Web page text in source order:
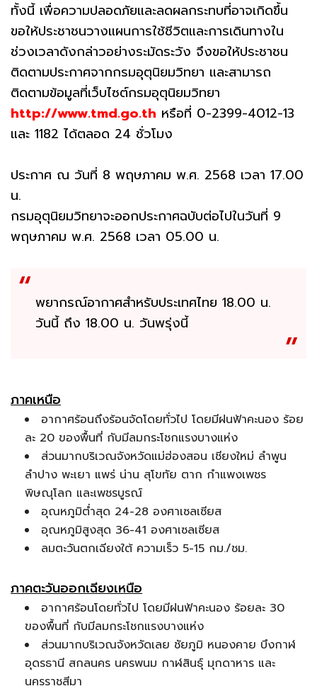
ทั้งนี้ เพื่อความปลอดภัยและลดผลกระทบที่อาจเกิดขึ้น
ขอให้ประชาชนวางแผนการใช้ชีวิตและการเดินทางใน
ช่วงเวลาดังกล่าวอย่างระมัดระวัง จึงขอให้ประชาชน
ติดตามประกาศจากกรมอุตุนิยมวิทยา และสามารถ
ติดตามข้อมูลที่เว็บไซต์กรมอุตุนิยมวิทยา
http://www.tmd.go.th หรือที่ 0-2399-4012-13
และ 1182 ได้ตลอด 24 ชั่วโมง
ประกาศ ณ วันที่ 8 พฤษภาคม พ.ศ. 2568 เวลา 17.00
น.
กรมอุตุนิยมวิทยาจะออกประกาศฉบับต่อไปในวันที่ 9
พฤษภาคม พ.ศ. 2568 เวลา 05.00 น.
พยากรณ์อากาศสำหรับประเทศไทย 18.00 น.
วันนี้ ถึง 18.00 น. วันพรุ่งนี้
ภาคเหนือ
อากาศร้อนถึงร้อนจัดโดยทั่วไป โดยมีฝนฟ้าคะนอง ร้อย
ละ 20 ของพื้นที่ กับมีลมกระโชกแรงบางแห่ง
ส่วนมากบริเวณจังหวัดแม่ฮ่องสอน เชียงใหม่ ลำพูน
ลำปาง พะเยา แพร่ น่าน สุโขทัย ตาก กำแพงเพชร
พิษณุโลก และเพชรบูรณ์
อุณหภูมิต่ำสุด 24-28 องศาเซลเซียส
อุณหภูมิสูงสุด 36-41 องศาเซลเซียส
ลมตะวันตกเฉียงใต้ ความเร็ว 5-15 กม./ชม.
ภาคตะวันออกเฉียงเหนือ
อากาศร้อนโดยทั่วไป โดยมีฝนฟ้าคะนอง ร้อยละ 30
ของพื้นที่ กับมีลมกระโชกแรงบางแห่ง
ส่วนมากบริเวณจังหวัดเลย ชัยภูมิ หนองคาย บึงกาฬ
อุดรธานี สกลนคร นครพนม กาฬสินธุ์ มุกดาหาร และ
นครราชสีมา